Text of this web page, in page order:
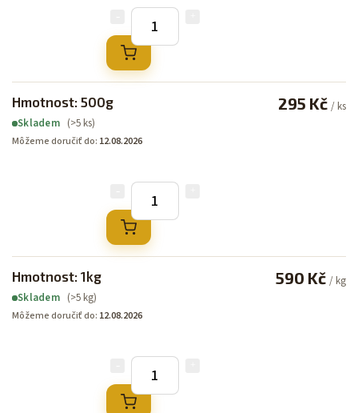
Hmotnost: 500g
Skladem (>5 ks)
Môžeme doručiť do: 12.08.2026
295 Kč / ks
Hmotnost: 1kg
Skladem (>5 kg)
Môžeme doručiť do: 12.08.2026
590 Kč / kg